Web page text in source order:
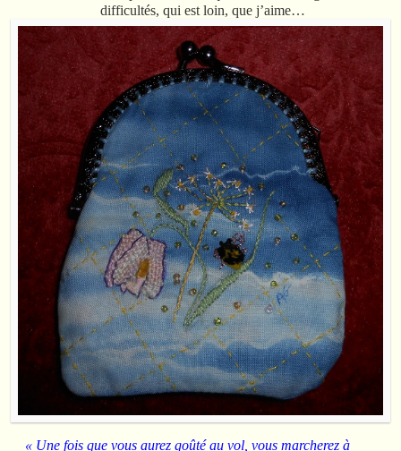
difficultés, qui est loin, que j’aime…
« Une fois que vous aurez goûté au vol, vous marcherez à